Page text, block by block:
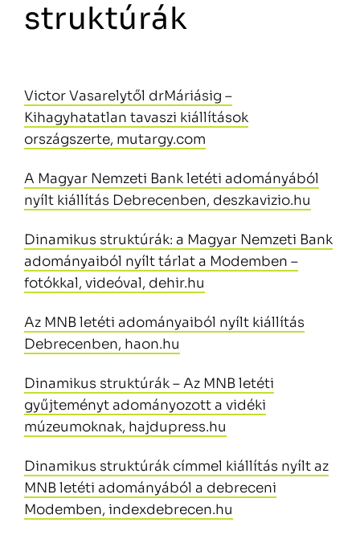
struktúrák
Victor Vasarelytől drMáriásig –
Kihagyhatatlan tavaszi kiállítások
országszerte, mutargy.com
A Magyar Nemzeti Bank letéti adományából
nyílt kiállítás Debrecenben, deszkavizio.hu
Dinamikus struktúrák: a Magyar Nemzeti Bank
adományaiból nyílt tárlat a Modemben –
fotókkal, videóval, dehir.hu
Az MNB letéti adományaiból nyílt kiállítás
Debrecenben, haon.hu
Dinamikus struktúrák – Az MNB letéti
gyűjteményt adományozott a vidéki
múzeumoknak, hajdupress.hu
Dinamikus struktúrák címmel kiállítás nyílt az
MNB letéti adományából a debreceni
Modemben, indexdebrecen.hu